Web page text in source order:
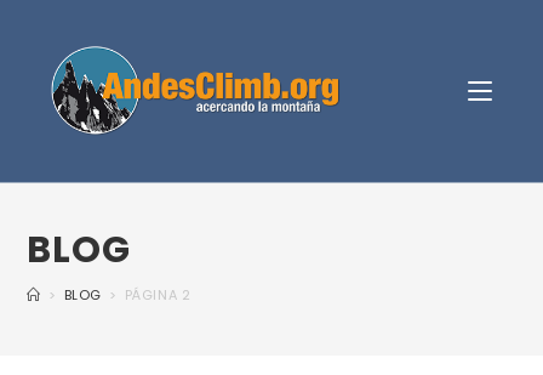
BLOG
> BLOG > PÁGINA 2